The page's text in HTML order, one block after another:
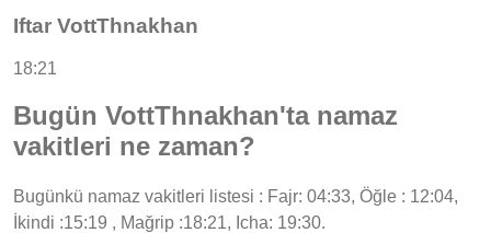
Iftar VottThnakhan
18:21
Bugün VottThnakhan'ta namaz
vakitleri ne zaman?
Bugünkü namaz vakitleri listesi : Fajr: 04:33, Öğle : 12:04,
İkindi :15:19 , Mağrip :18:21, Icha: 19:30.